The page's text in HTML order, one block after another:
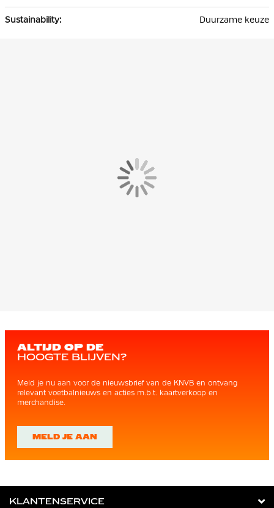
Duurzame keuze
ALTIJD OP DE
HOOGTE BLIJVEN?
Meld je nu aan voor de nieuwsbrief van de KNVB en ontvang
relevant voetbalnieuws en acties m.b.t. kaartverkoop en
merchandise.
MELD JE AAN
KLANTENSERVICE